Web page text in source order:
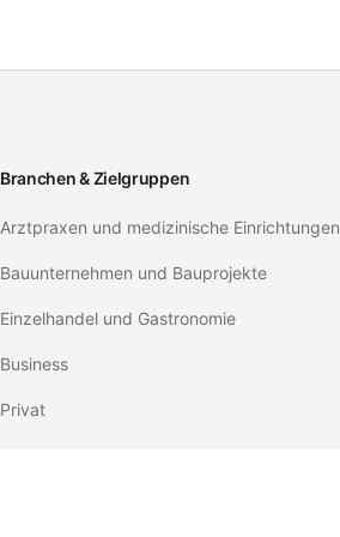
Branchen & Zielgruppen
Arztpraxen und medizinische Einrichtungen
Bauunternehmen und Bauprojekte
Einzelhandel und Gastronomie
Business
Privat